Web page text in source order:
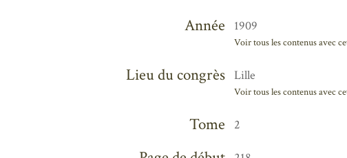
Année 1909
Voir tous les contenus avec
Lieu du congrès Lille
Voir tous les contenus avec
Tome 2